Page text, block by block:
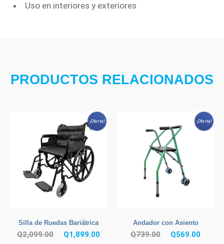
Uso en interiores y exteriores
PRODUCTOS RELACIONADOS
¡Oferta!
Silla de Ruedas Bariátrica
Q2,099.00 Q1,899.00El
¡Oferta!
Andador con Asiento
Q739.00 Q569.00El